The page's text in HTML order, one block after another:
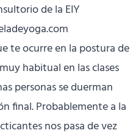
de la EIY
te ocurre en la postura de
habitual en las clases
personas se duerman
final. Probablemente a la
nos pasa de vez